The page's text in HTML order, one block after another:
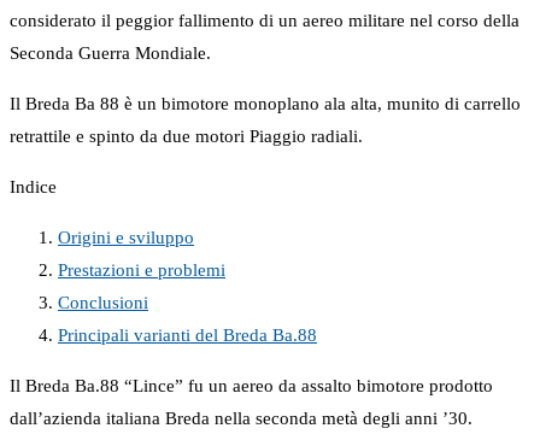
considerato il peggior fallimento di un aereo militare nel corso della
Seconda Guerra Mondiale.
Il Breda Ba 88 è un bimotore monoplano ala alta, munito di carrello
retrattile e spinto da due motori Piaggio radiali.
Indice
Origini e sviluppo
Prestazioni e problemi
Conclusioni
Principali varianti del Breda Ba.88
Il Breda Ba.88 “Lince” fu un aereo da assalto bimotore prodotto
dall’azienda italiana Breda nella seconda metà degli anni ’30.